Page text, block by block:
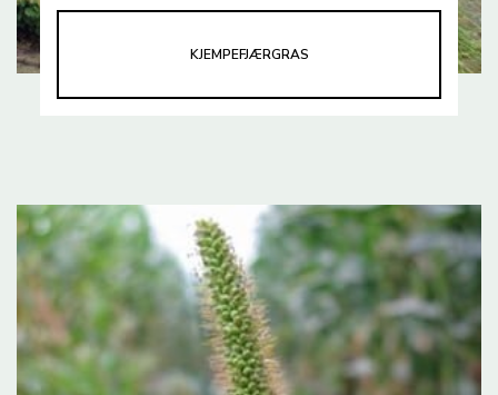
KJEMPEFJÆRGRAS